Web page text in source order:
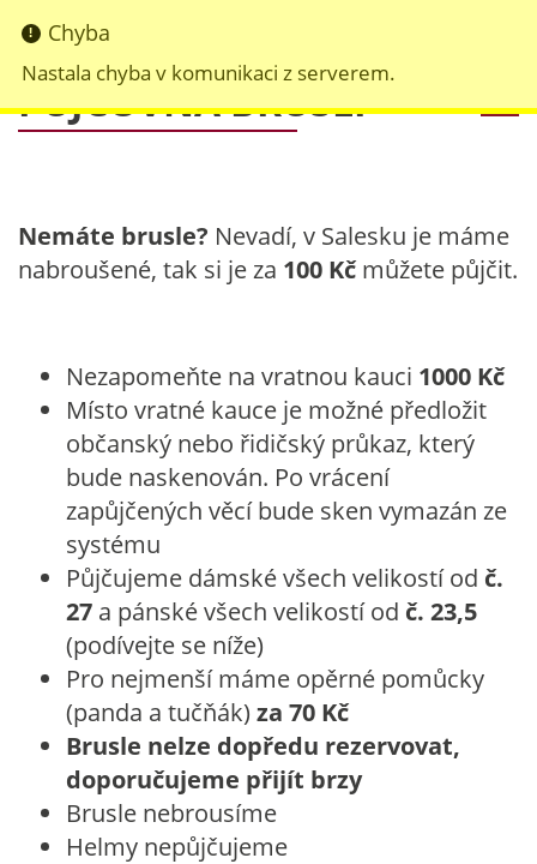
PŮJČOVNA BRUSLÍ
Nemáte brusle? Nevadí, v Salesku je máme
nabroušené, tak si je za 100 Kč můžete půjčit.
Nezapomeňte na vratnou kauci 1000 Kč
Místo vratné kauce je možné předložit
občanský nebo řidičský průkaz, který
bude naskenován. Po vrácení
zapůjčených věcí bude sken vymazán ze
systému
Půjčujeme dámské všech velikostí od č.
27 a pánské všech velikostí od č. 23,5
(podívejte se níže)
Pro nejmenší máme opěrné pomůcky
(panda a tučňák) za 70 Kč
Brusle nelze dopředu rezervovat,
doporučujeme přijít brzy
Brusle nebrousíme
Helmy nepůjčujeme
Chyba
Nastala chyba v komunikaci z serverem.